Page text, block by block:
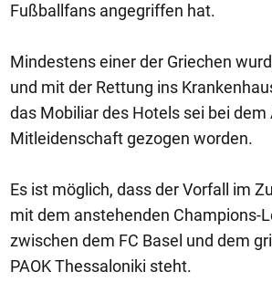
Fußballfans angegriffen hat.
Mindestens einer der Griechen
und mit der Rettung ins
das Mobiliar des Hotels sei bei dem
Mitleidenschaft gezogen worden.
Es ist möglich, dass der Vorfall im
mit dem anstehenden Champions-
zwischen dem FC Basel und dem
PAOK Thessaloniki steht.